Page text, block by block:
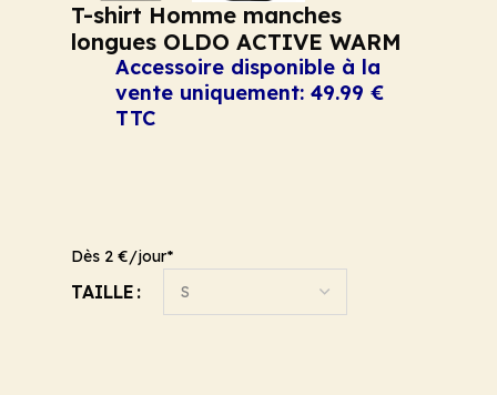
T-shirt Homme manches
longues OLDO ACTIVE WARM
Accessoire disponible à la
vente uniquement: 49.99 €
TTC
Dès 2 €/jour*
TAILLE